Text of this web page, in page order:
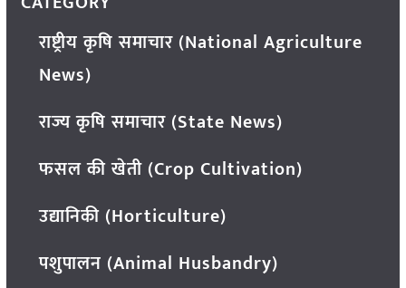
राष्ट्रीय कृषि समाचार (National Agriculture
News)
राज्य कृषि समाचार (State News)
फसल की खेती (Crop Cultivation)
उद्यानिकी (Horticulture)
पशुपालन (Animal Husbandry)